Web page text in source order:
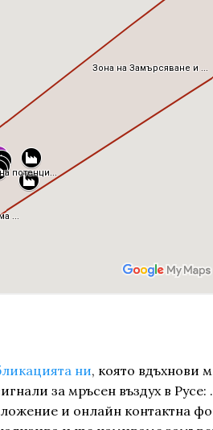
ни, която вдъхнови
за мръсен въздух в
и онлайн контактна